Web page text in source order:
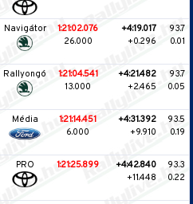
Navigátor
1:21:02.076
26.000
+4:19.017
+0.296
93.7
0.01
Rallyongó
1:21:04.541
13.000
+4:21.482
+2.465
93.7
0.05
Média
1:21:14.451
6.000
+4:31.392
+9.910
93.5
0.19
PRO 1:21:25.899
+4:42.840
+11.448
93.3
0.22